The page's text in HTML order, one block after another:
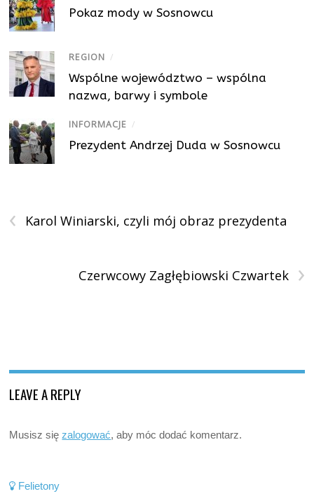
Pokaz mody w Sosnowcu
REGION /
Wspólne województwo – wspólna
nazwa, barwy i symbole
INFORMACJE /
Prezydent Andrzej Duda w Sosnowcu
‹ Karol Winiarski, czyli mój obraz prezydenta
›
Czerwcowy Zagłębiowski Czwartek
LEAVE A REPLY
Musisz sięzalogować, aby móc dodać komentarz.
Felietony